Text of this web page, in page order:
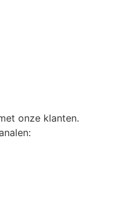
onze klanten.